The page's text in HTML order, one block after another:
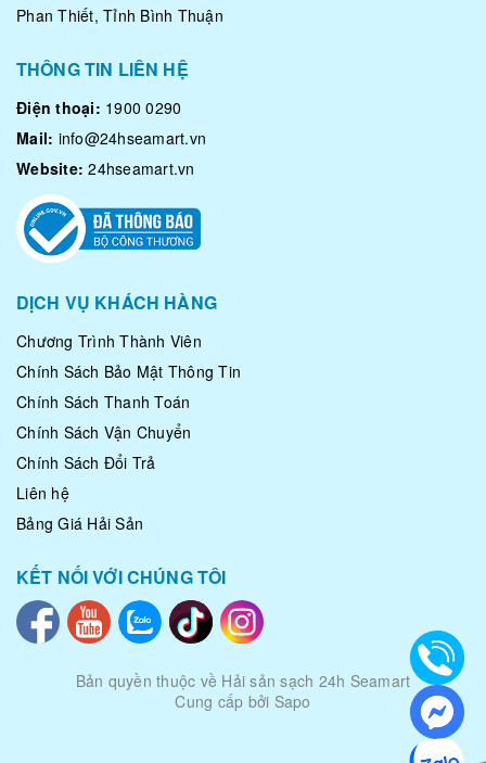
Phan Thiết, Tỉnh Bình Thuận
THÔNG TIN LIÊN HỆ
Điện thoại: 1900 0290
Mail: info@24hseamart.vn
Website: 24hseamart.vn
DỊCH VỤ KHÁCH HÀNG
Chương Trình Thành Viên
Chính Sách Bảo Mật Thông Tin
Chính Sách Thanh Toán
Chính Sách Vận Chuyển
Chính Sách Đổi Trả
Liên hệ
Bảng Giá Hải Sản
KẾT NỐI VỚI CHÚNG TÔI
Bản quyền thuộc về Hải sản sạch 24h Seamart
|
Cung cấp bởi Sapo